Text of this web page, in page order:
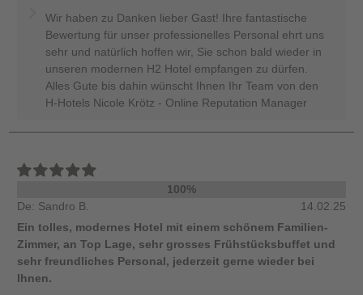
Wir haben zu Danken lieber Gast! Ihre fantastische
Bewertung für unser professionelles Personal ehrt uns
sehr und natürlich hoffen wir, Sie schon bald wieder in
unseren modernen H2 Hotel empfangen zu dürfen.
Alles Gute bis dahin wünscht Ihnen Ihr Team von den
H-Hotels Nicole Krötz - Online Reputation Manager
100%
De: Sandro B.
14.02.25
Ein tolles, modernes Hotel mit einem schönem Familien-
Zimmer, an Top Lage, sehr grosses Frühstücksbuffet und
sehr freundliches Personal, jederzeit gerne wieder bei
Ihnen.